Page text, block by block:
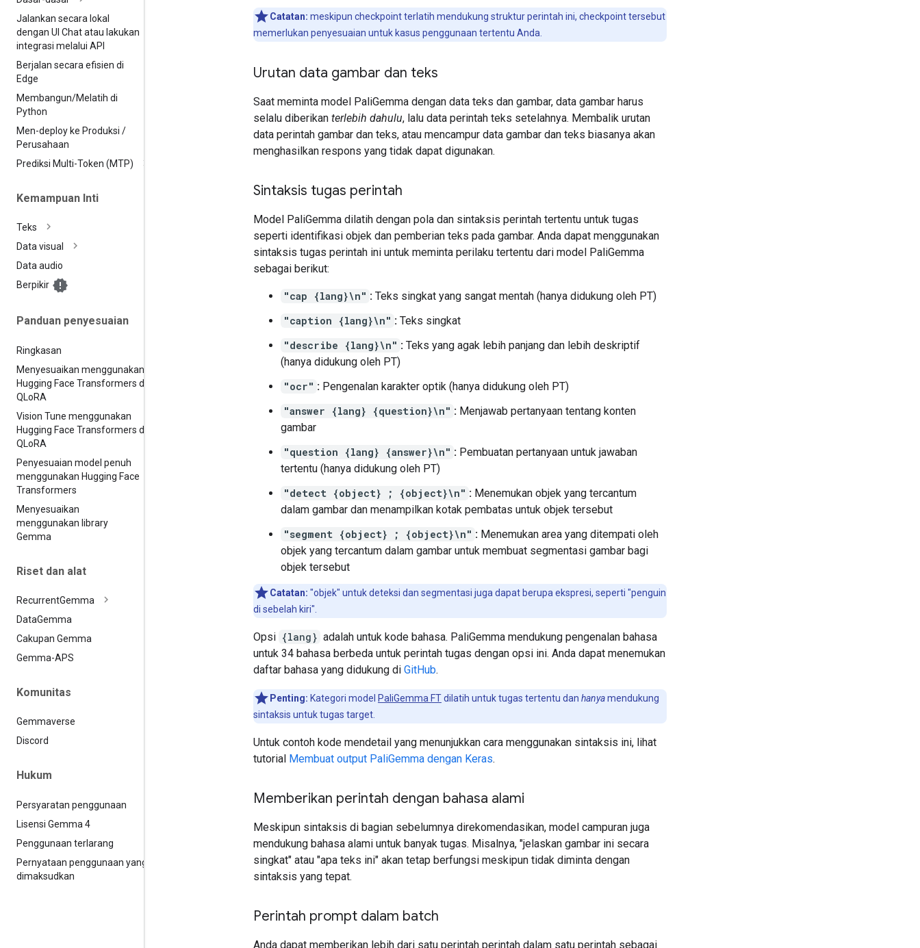
Jalankan secara lokal
dengan UI Chat atau lakukan
integrasi melalui API
Berjalan secara efisien di
Edge
Membangun/Melatih di
Python
Men-deploy ke Produksi /
Perusahaan
Prediksi Multi-Token (MTP)
Kemampuan Inti
Teks
Data visual
Data audio
Berpikir
Panduan penyesuaian
Ringkasan
Menyesuaikan menggunakan
Hugging Face Transformers dan
QLoRA
Vision Tune menggunakan
Hugging Face Transformers dan
QLoRA
Penyesuaian model penuh
menggunakan Hugging Face
Transformers
Menyesuaikan
menggunakan library
Gemma
Riset dan alat
RecurrentGemma
DataGemma
Cakupan Gemma
Gemma-APS
Komunitas
Gemmaverse
Discord
Hukum
Persyaratan penggunaan
Lisensi Gemma 4
Penggunaan terlarang
Pernyataan penggunaan yang
dimaksudkan
Catatan: meskipun checkpoint terlatih mendukung struktur perintah ini, checkpoint tersebut
memerlukan penyesuaian untuk kasus penggunaan tertentu Anda.
Urutan data gambar dan teks
Saat meminta model PaliGemma dengan data teks dan gambar, data gambar harus
selalu diberikan terlebih dahulu, lalu data perintah teks setelahnya. Membalik urutan
data perintah gambar dan teks, atau mencampur data gambar dan teks biasanya akan
menghasilkan respons yang tidak dapat digunakan.
Sintaksis tugas perintah
Model PaliGemma dilatih dengan pola dan sintaksis perintah tertentu untuk tugas
seperti identifikasi objek dan pemberian teks pada gambar. Anda dapat menggunakan
sintaksis tugas perintah ini untuk meminta perilaku tertentu dari model PaliGemma
sebagai berikut:
"cap {lang}\n" : Teks singkat yang sangat mentah (hanya didukung oleh PT)
"caption {lang}\n" : Teks singkat
"describe {lang}\n" : Teks yang agak lebih panjang dan lebih deskriptif
(hanya didukung oleh PT)
"ocr" : Pengenalan karakter optik (hanya didukung oleh PT)
"answer {lang} {question}\n" : Menjawab pertanyaan tentang konten
gambar
"question {lang} {answer}\n" : Pembuatan pertanyaan untuk jawaban
tertentu (hanya didukung oleh PT)
"detect {object} ; {object}\n" : Menemukan objek yang tercantum
dalam gambar dan menampilkan kotak pembatas untuk objek tersebut
"segment {object} ; {object}\n" : Menemukan area yang ditempati oleh
objek yang tercantum dalam gambar untuk membuat segmentasi gambar bagi
objek tersebut
Catatan: "objek" untuk deteksi dan segmentasi juga dapat berupa ekspresi, seperti "penguin
di sebelah kiri".
Opsi {lang} adalah untuk kode bahasa. PaliGemma mendukung pengenalan bahasa
untuk 34 bahasa berbeda untuk perintah tugas dengan opsi ini. Anda dapat menemukan
daftar bahasa yang didukung di GitHub.
Penting: Kategori model PaliGemma FTdilatih untuk tugas tertentu dan hanyamendukung
sintaksis untuk tugas target.
Untuk contoh kode mendetail yang menunjukkan cara menggunakan sintaksis ini, lihat
tutorial Membuat output PaliGemma dengan Keras.
Memberikan perintah dengan bahasa alami
Meskipun sintaksis di bagian sebelumnya direkomendasikan, model campuran juga
mendukung bahasa alami untuk banyak tugas. Misalnya, "jelaskan gambar ini secara
singkat" atau "apa teks ini" akan tetap berfungsi meskipun tidak diminta dengan
sintaksis yang tepat.
Perintah prompt dalam batch
Anda dapat memberikan lebih dari satu perintah perintah dalam satu perintah sebagai